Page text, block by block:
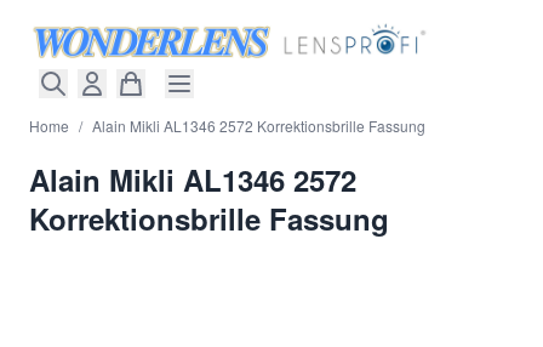
Home / Alain Mikli AL1346 2572 Korrektionsbrille Fassung
Alain Mikli AL1346 2572
Korrektionsbrille Fassung